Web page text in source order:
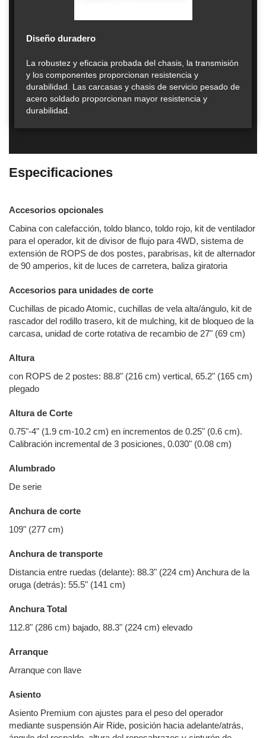
Diseño duradero
La robustez y eficacia probada del chasis, la transmisión
y los componentes proporcionan resistencia y
durabilidad. Las carcasas y chasis de servicio pesado de
acero soldado proporcionan mayor resistencia y
durabilidad.
Especificaciones
Accesorios opcionales
Cabina con calefacción, toldo blanco, toldo rojo, kit de ventilador
para el operador, kit de divisor de flujo para 4WD, sistema de
extensión de ROPS de dos postes, parabrisas, kit de alternador
de 90 amperios, kit de luces de carretera, baliza giratoria
Accesorios para unidades de corte
Cuchillas de picado Atomic, cuchillas de vela alta/ángulo, kit de
rascador del rodillo trasero, kit de mulching, kit de bloqueo de la
carcasa, unidad de corte rotativa de recambio de 27" (69 cm)
Altura
con ROPS de 2 postes: 88.8" (216 cm) vertical, 65.2" (165 cm)
plegado
Altura de Corte
0.75"-4" (1.9 cm-10.2 cm) en incrementos de 0.25" (0.6 cm).
Calibración incremental de 3 posiciones, 0.030" (0.08 cm)
Alumbrado
De serie
Anchura de corte
109" (277 cm)
Anchura de transporte
Distancia entre ruedas (delante): 88.3" (224 cm) Anchura de la
oruga (detrás): 55.5" (141 cm)
Anchura Total
112.8" (286 cm) bajado, 88.3" (224 cm) elevado
Arranque
Arranque con llave
Asiento
Asiento Premium con ajustes para el peso del operador
mediante suspensión Air Ride, posición hacia adelante/atrás,